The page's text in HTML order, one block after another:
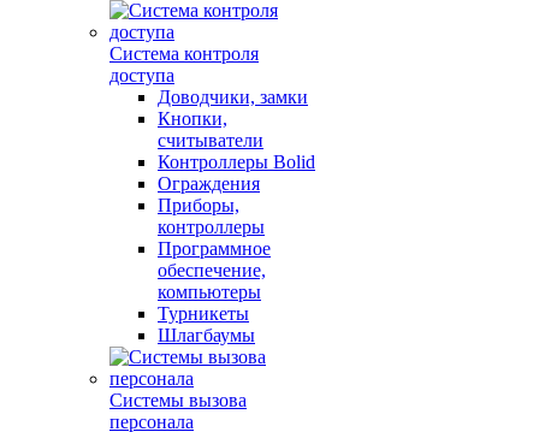
Система контроля
доступа
Доводчики, замки
Кнопки,
считыватели
Контроллеры Bolid
Ограждения
Приборы,
контроллеры
Программное
обеспечение,
компьютеры
Турникеты
Шлагбаумы
Системы вызова
персонала